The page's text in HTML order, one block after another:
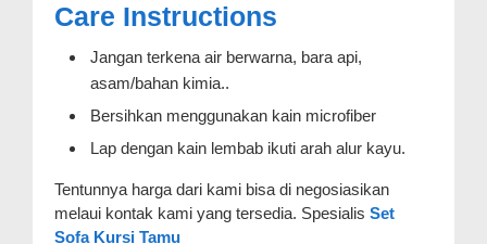
Care Instructions
Jangan terkena air berwarna, bara api,
asam/bahan kimia..
Bersihkan menggunakan kain microfiber
Lap dengan kain lembab ikuti arah alur kayu.
Tentunnya harga dari kami bisa di negosiasikan
melaui kontak kami yang tersedia. Spesialis Set
Sofa Kursi Tamu